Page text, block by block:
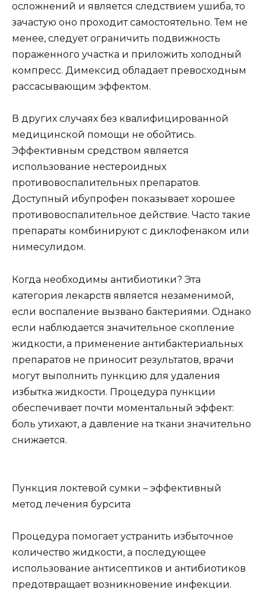
осложнений и является следствием ушиба, то
зачастую оно проходит самостоятельно. Тем не
менее, следует ограничить подвижность
пораженного участка и приложить холодный
компресс. Димексид обладает превосходным
рассасывающим эффектом.
В других случаях без квалифицированной
медицинской помощи не обойтись.
Эффективным средством является
использование нестероидных
противовоспалительных препаратов.
Доступный ибупрофен показывает хорошее
противовоспалительное действие. Часто такие
препараты комбинируют с диклофенаком или
нимесулидом.
Когда необходимы антибиотики? Эта
категория лекарств является незаменимой,
если воспаление вызвано бактериями. Однако
если наблюдается значительное скопление
жидкости, а применение антибактериальных
препаратов не приносит результатов, врачи
могут выполнить пункцию для удаления
избытка жидкости. Процедура пункции
обеспечивает почти моментальный эффект:
боль утихают, а давление на ткани значительно
снижается.
Пункция локтевой сумки – эффективный
метод лечения бурсита
Процедура помогает устранить избыточное
количество жидкости, а последующее
использование антисептиков и антибиотиков
предотвращает возникновение инфекции.